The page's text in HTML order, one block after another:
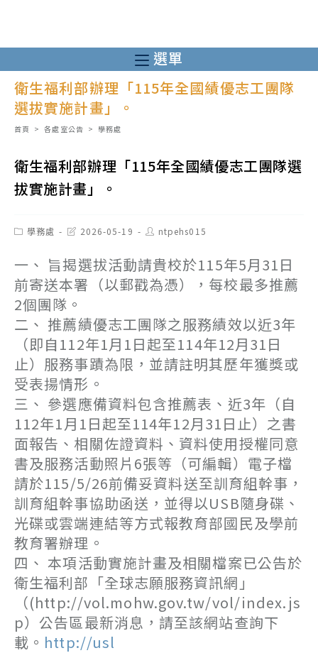
至
主
要
選單
衛生福利部辦理「115年全國績優志工團隊
選拔實施計畫」。
首頁 > 各處室公告 > 學務處
衛生福利部辦理「115年全國績優志工團隊選
拔實施計畫」。
Post學務處
Post2026-05-19
Post
author:
ntpehs015
一、 旨揭選拔活動請貴校於115年5月31日
前寄送本署（以郵戳為憑），每校最多推薦
2個團隊。
二、 推薦績優志工團隊之服務績效以近3年
（即自112年1月1日起至114年12月31日
止）服務事蹟為限，並請註明其歷年獲獎或
受表揚情形。
三、 參選應備資料包含推薦表、近3年（自
112年1月1日起至114年12月31日止）之書
面報告、相關佐證資料、資料使用授權同意
書及服務活動照片6張等（可編輯）電子檔
請於115/5/26前備妥資料送至訓育組幹事，
訓育組幹事協助函送，並得以USB隨身碟、
光碟或雲端連結等方式報教育部國民及學前
教育署辦理。
四、 本項活動實施計畫及相關檔案已公告於
衛生福利部「全球志願服務資訊網」
（(http://vol.mohw.gov.tw/vol/index.js
p）公告區最新消息，請至該網站查詢下
載。 http://usl